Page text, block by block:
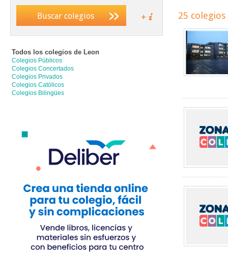
Buscar colegios
Todos los colegios de Leon
Colegios Públicos
Colegios Concertados
Colegios Privados
Colegios Católicos
Colegios Bilingües
25